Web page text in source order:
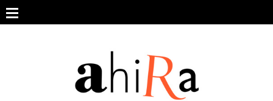
content
ARCHIVO DE REVISTAS